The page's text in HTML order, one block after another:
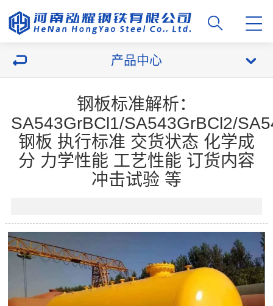
产品中心
钢板标准解析：
SA543GrBCl1/SA543GrBCl2/
钢板 执行标准 交货状态 化学成
分 力学性能 工艺性能 订货内容
冲击试验 等